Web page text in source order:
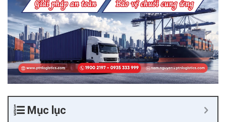
Mục lục